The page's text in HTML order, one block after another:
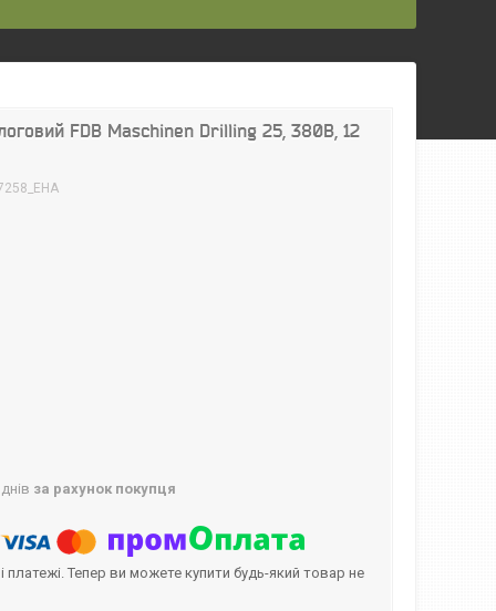
FDB Maschinen Drilling 25, 380В, 12
за рахунок покупця
платежі. Тепер ви можете купити будь-який товар не